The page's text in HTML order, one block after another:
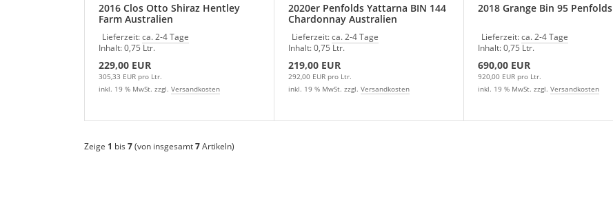
2016 Clos Otto Shiraz Hentley
Farm Australien
Lieferzeit:ca. 2-4 Tage
Inhalt: 0,75 Ltr.
229,00 EUR
305,33 EUR pro Ltr.
inkl. 19 % MwSt. zzgl. Versandkosten
2020er Penfolds Yattarna BIN 144
Chardonnay Australien
Lieferzeit:ca. 2-4 Tage
Inhalt: 0,75 Ltr.
219,00 EUR
292,00 EUR pro Ltr.
inkl. 19 % MwSt. zzgl. Versandkosten
2018 Grange Bin 95 Penfolds
Lieferzeit:ca. 2-4 Tage
Inhalt: 0,75 Ltr.
690,00 EUR
920,00 EUR pro Ltr.
inkl. 19 % MwSt. zzgl. Versandkosten
Zeige 1 bis 7(von insgesamt7Artikeln)